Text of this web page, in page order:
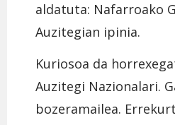
aldatuta: Nafarroako
Auzitegian ipinia.
Kuriosoa da
Auzitegi Nazionalari.
bozeramailea.